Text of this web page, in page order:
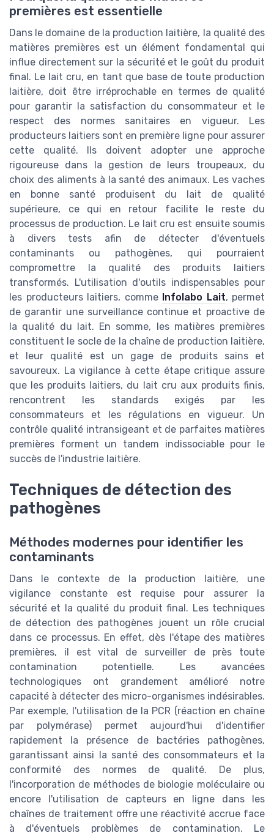
premières est essentielle
Dans le domaine de la production laitière, la qualité des
matières premières est un élément fondamental qui
influe directement sur la sécurité et le goût du produit
final. Le lait cru, en tant que base de toute production
laitière, doit être irréprochable en termes de qualité
pour garantir la satisfaction du consommateur et le
respect des normes sanitaires en vigueur. Les
producteurs laitiers sont en première ligne pour assurer
cette qualité. Ils doivent adopter une approche
rigoureuse dans la gestion de leurs troupeaux, du
choix des aliments à la santé des animaux. Les vaches
en bonne santé produisent du lait de qualité
supérieure, ce qui en retour facilite le reste du
processus de production. Le lait cru est ensuite soumis
à divers tests afin de détecter d'éventuels
contaminants ou pathogènes, qui pourraient
compromettre la qualité des produits laitiers
transformés. L'utilisation d'outils indispensables pour
les producteurs laitiers, comme Infolabo Lait, permet
de garantir une surveillance continue et proactive de
la qualité du lait. En somme, les matières premières
constituent le socle de la chaîne de production laitière,
et leur qualité est un gage de produits sains et
savoureux. La vigilance à cette étape critique assure
que les produits laitiers, du lait cru aux produits finis,
rencontrent les standards exigés par les
consommateurs et les régulations en vigueur. Un
contrôle qualité intransigeant et de parfaites matières
premières forment un tandem indissociable pour le
succès de l'industrie laitière.
Techniques de détection des
pathogènes
Méthodes modernes pour identifier les
contaminants
Dans le contexte de la production laitière, une
vigilance constante est requise pour assurer la
sécurité et la qualité du produit final. Les techniques
de détection des pathogènes jouent un rôle crucial
dans ce processus. En effet, dès l'étape des matières
premières, il est vital de surveiller de près toute
contamination potentielle. Les avancées
technologiques ont grandement amélioré notre
capacité à détecter des micro-organismes indésirables.
Par exemple, l'utilisation de la PCR (réaction en chaîne
par polymérase) permet aujourd'hui d'identifier
rapidement la présence de bactéries pathogènes,
garantissant ainsi la santé des consommateurs et la
conformité des normes de qualité. De plus,
l'incorporation de méthodes de biologie moléculaire ou
encore l'utilisation de capteurs en ligne dans les
chaînes de traitement offre une réactivité accrue face
à d'éventuels problèmes de contamination. Le